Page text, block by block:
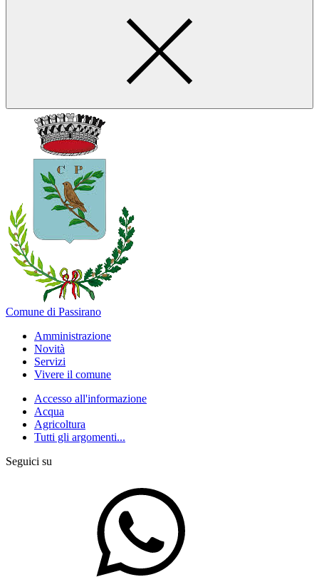
Comune di Passirano
Amministrazione
Novità
Servizi
Vivere il comune
Accesso all'informazione
Acqua
Agricoltura
Tutti gli argomenti...
Seguici su